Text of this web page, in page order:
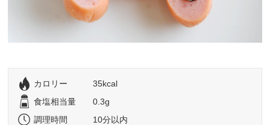
カロリー
35kcal
食塩相当量
0.3g
調理時間
10分以内